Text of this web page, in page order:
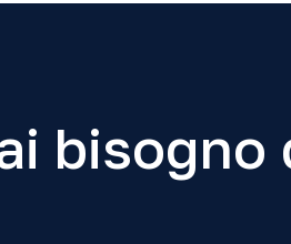
bisogno